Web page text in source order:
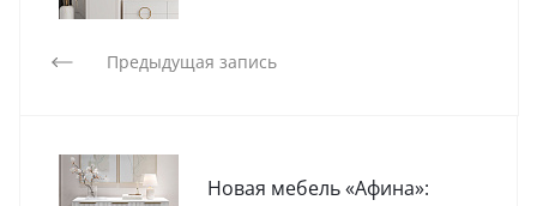
Предыдущая запись
Новая мебель «Афина»: